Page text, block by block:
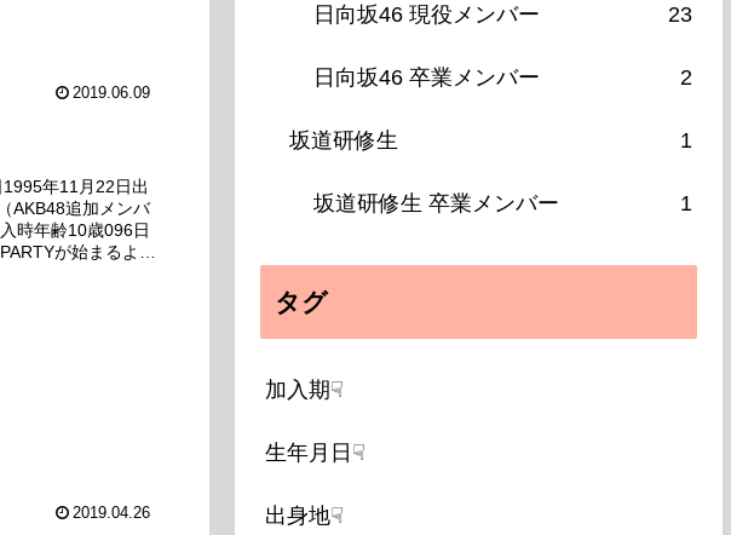
2019.06.09
年11月22日出
AKB48追加メンバ
時年齢10歳096日
が始まるよ』
2019.04.26
日向坂46 現役メンバー 23
日向坂46 卒業メンバー 2
坂道研修生 1
坂道研修生 卒業メンバー 1
タグ
加入期☟
生年月日☟
出身地☟